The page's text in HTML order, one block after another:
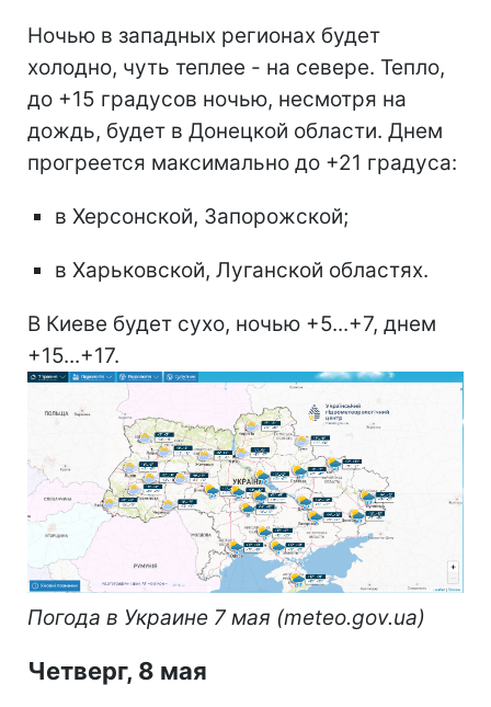
Ночью в западных регионах будет
холодно, чуть теплее - на севере. Тепло,
до +15 градусов ночью, несмотря на
дождь, будет в Донецкой области. Днем
прогреется максимально до +21 градуса:
в Херсонской, Запорожской;
в Харьковской, Луганской областях.
В Киеве будет сухо, ночью +5...+7, днем
+15...+17.
Погода в Украине 7 мая (meteo.gov.ua)
Четверг, 8 мая